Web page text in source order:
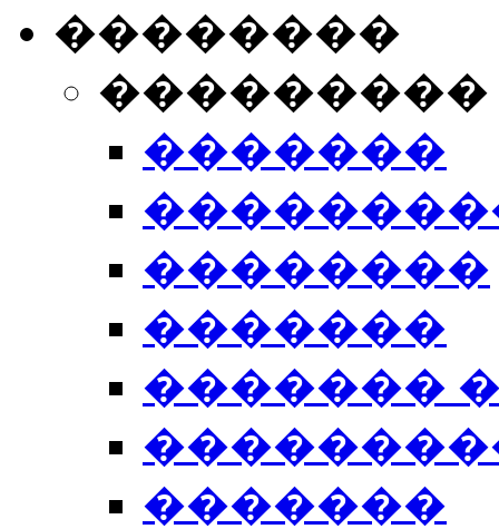
��������
�������
��������
�������
�������
�������